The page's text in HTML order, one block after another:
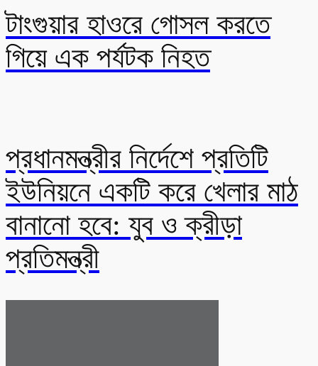
টাংগুয়ার হাওরে গোসল করতে
গিয়ে এক পর্যটক নিহত
প্রধানমন্ত্রীর নির্দেশে প্রতিটি
ইউনিয়নে একটি করে খেলার মাঠ
বানানো হবে: যুব ও ক্রীড়া
প্রতিমন্ত্রী